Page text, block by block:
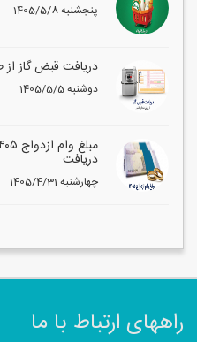
1405/5/8 پنجشنبه
دریافت قبض گاز از
1405/5/5 دوشنبه
دریافت
1405/4/31 چهارشنبه
راههای ارتباط با ما